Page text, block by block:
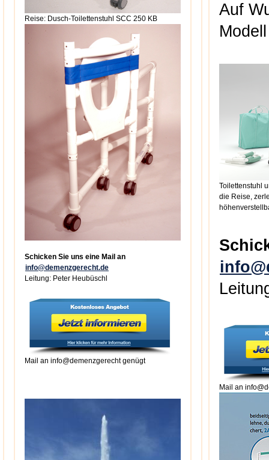
Reise: Dusch-Toilettenstuhl SCC 250 KB
Schicken Sie uns eine Mail an
info@demenzgerecht.de
Leitung: Peter Heubüschl
Mail an info@demenzgerecht genügt
Auf
Toilettenstuhl
die Reise,
Mail an